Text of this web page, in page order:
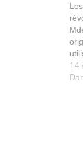
of
14